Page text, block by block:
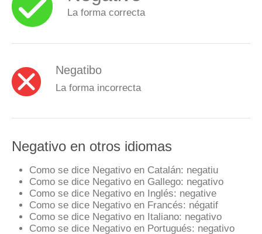
La forma correcta
Negatibo
La forma incorrecta
Negativo en otros idiomas
Como se dice Negativo en Catalán: negatiu
Como se dice Negativo en Gallego: negativo
Como se dice Negativo en Inglés: negative
Como se dice Negativo en Francés: négatif
Como se dice Negativo en Italiano: negativo
Como se dice Negativo en Portugués: negativo